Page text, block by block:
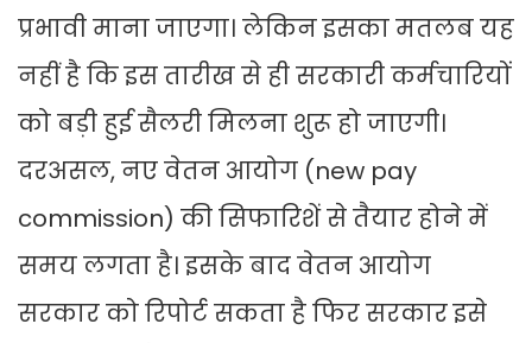
प्रभावी माना जाएगा। लेकिन इसका मतलब यह
नहीं है कि इस तारीख से ही सरकारी कर्मचारियों
को बड़ी हुई सैलरी मिलना शुरू हो जाएगी।
दरअसल, नए वेतन आयोग (new pay
commission) की सिफारिशें से तैयार होने में
समय लगता है। इसके बाद वेतन आयोग
सरकार को रिपोर्ट सकता है फिर सरकार इसे